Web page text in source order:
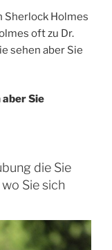
Sherlock Holmes
oft zu Dr.
sehen aber Sie
aber Sie
die Sie
Sie sich